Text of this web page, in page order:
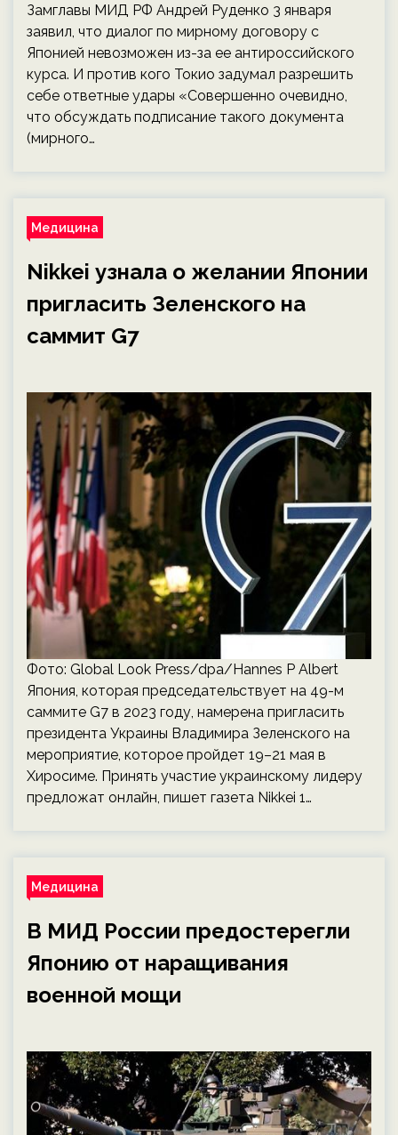
Замглавы МИД РФ Андрей Руденко 3 января
заявил, что диалог по мирному договору с
Японией невозможен из-за ее антироссийского
курса. И против кого Токио задумал разрешить
себе ответные удары «Совершенно очевидно,
что обсуждать подписание такого документа
(мирного…
Медицина
Nikkei узнала о желании Японии
пригласить Зеленского на
саммит G7
Фото: Global Look Press/dpa/Hannes P Albert
Япония, которая председательствует на 49-м
саммите G7 в 2023 году, намерена пригласить
президента Украины Владимира Зеленского на
мероприятие, которое пройдет 19–21 мая в
Хиросиме. Принять участие украинскому лидеру
предложат онлайн, пишет газета Nikkei 1…
Медицина
В МИД России предостерегли
Японию от наращивания
военной мощи